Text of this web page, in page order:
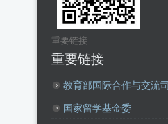
重要链接
重要链接
教育部国际合作与交流
国家留学基金委